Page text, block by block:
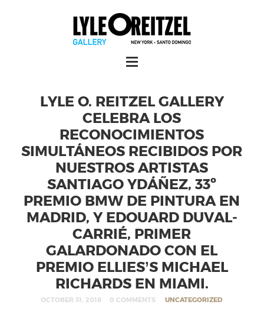
LYLE O. REITZEL GALLERY
CELEBRA LOS
RECONOCIMIENTOS
SIMULTÁNEOS RECIBIDOS POR
NUESTROS ARTISTAS
SANTIAGO YDÁÑEZ, 33º
PREMIO BMW DE PINTURA EN
MADRID, Y EDOUARD DUVAL-
CARRIÉ, PRIMER
GALARDONADO CON EL
PREMIO ELLIES’S MICHAEL
RICHARDS EN MIAMI.
OCTOBER 31, 2018 0 COMMENTS UNCATEGORIZED